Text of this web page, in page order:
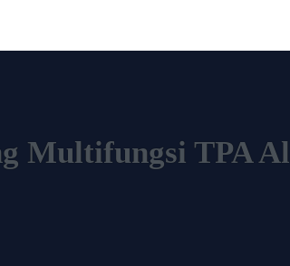
Multifungsi TPA Al